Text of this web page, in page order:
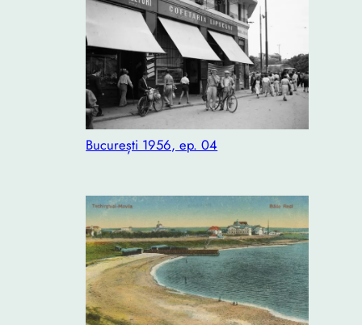
București 1956, ep. 04